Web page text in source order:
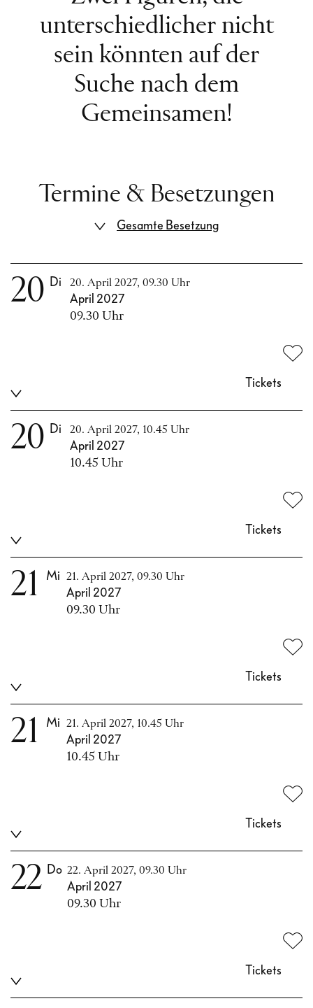
unterschiedlicher nicht
sein könnten auf der
Suche nach dem
Gemeinsamen!
Termine & Besetzungen
Gesamte Besetzung
20 Di 20. April 2027, 09.30 Uhr
April 2027
09.30 Uhr
Tickets
20 Di 20. April 2027, 10.45 Uhr
April 2027
10.45 Uhr
Tickets
21 Mi 21. April 2027, 09.30 Uhr
April 2027
09.30 Uhr
Tickets
21 Mi 21. April 2027, 10.45 Uhr
April 2027
10.45 Uhr
Tickets
22 Do 22. April 2027, 09.30 Uhr
April 2027
09.30 Uhr
Tickets